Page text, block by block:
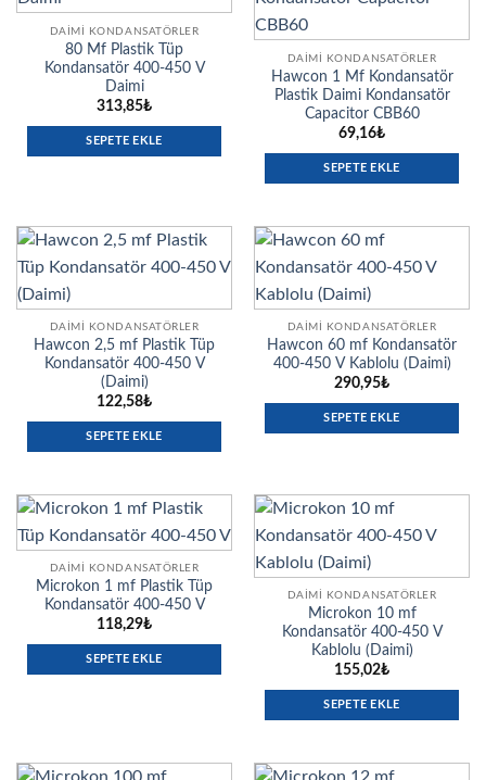
DAIMI KONDANSATÖRLER
80 Mf Plastik Tüp
Kondansatör 400-450 V
Daimi
313,85₺
SEPETE EKLE
DAIMI KONDANSATÖRLER
Hawcon 1 Mf Kondansatör
Plastik Daimi Kondansatör
Capacitor CBB60
69,16₺
SEPETE EKLE
DAIMI KONDANSATÖRLER
Hawcon 2,5 mf Plastik Tüp
Kondansatör 400-450 V
(Daimi)
122,58₺
SEPETE EKLE
DAIMI KONDANSATÖRLER
Hawcon 60 mf Kondansatör
400-450 V Kablolu (Daimi)
290,95₺
SEPETE EKLE
DAIMI KONDANSATÖRLER
Microkon 1 mf Plastik Tüp
Kondansatör 400-450 V
118,29₺
SEPETE EKLE
DAIMI KONDANSATÖRLER
Microkon 10 mf
Kondansatör 400-450 V
Kablolu (Daimi)
155,02₺
SEPETE EKLE